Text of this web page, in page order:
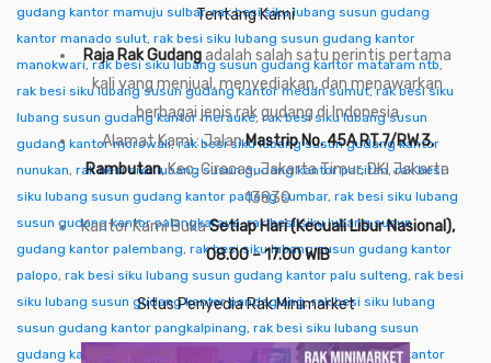
gudang kantor mamuju sulbar,rak besi siku lubang susun gudang
kantor manado sulut, rak besi siku lubang susun gudang kantor
manokwari,rak besi siku lubang susun gudang kantor mataram ntb,
rak besi siku lubang susun gudang kantor medan sumut,rak besi siku
lubang susun gudang kantor merauke,rak besi siku lubang susun
gudang kantor morowali,rak besi siku lubang susun gudang kantor
nunukan, rak besi siku lubang susun gudang kantor pacitan,rak besi
siku lubang susun gudang kantor padang sumbar, rak besi siku lubang
susun gudang kantor palangkaraya,rak besi siku lubang susun
gudang kantor palembang, rak besi siku lubang susun gudang kantor
palopo, rak besi siku lubang susun gudang kantor palu sulteng, rak besi
siku lubang susun gudang kantor pandeglang,rak besi siku lubang
susun gudang kantor pangkalpinang, rak besi siku lubang susun
gudang kantor pare-pare
rak besi siku lubang susun gudang kantor
Tentang Kami
Raja Rak Gudangadalah salah satu perintis pertama
kali yang menjual, menyediakan, dan menawarkan
berbagai jenis rak gudang di Indonesia
Alamat Kami : JalanMastrip No. 45A RT.7/RW.3,
Rambutan, Kec. Ciracas, Jakarta Timur, DKI Jakarta
13830
Kantor Kami BukaSetiap Hari (Kecuali Libur Nasional),
08.00 – 17.00 WIB
Situs Penyedia Rak Minimarket